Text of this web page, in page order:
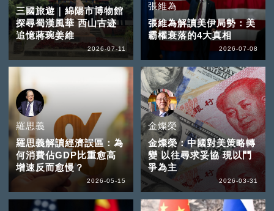
三國旅遊｜綿陽市博物館
探尋蜀漢風華 西山古迹
追憶蔣琬姜維
2026-07-11
張維為
張維為解讀美伊局勢：美
霸權衰落的4大真相
2026-07-08
羅思義
羅思義解讀經濟誤區：為
何消費佔GDP比重愈高
增速反而愈慢？
2026-05-15
金燦榮
金燦榮：中國對美策略轉
變 以往尋求妥協 現以鬥
爭為主
2026-03-31